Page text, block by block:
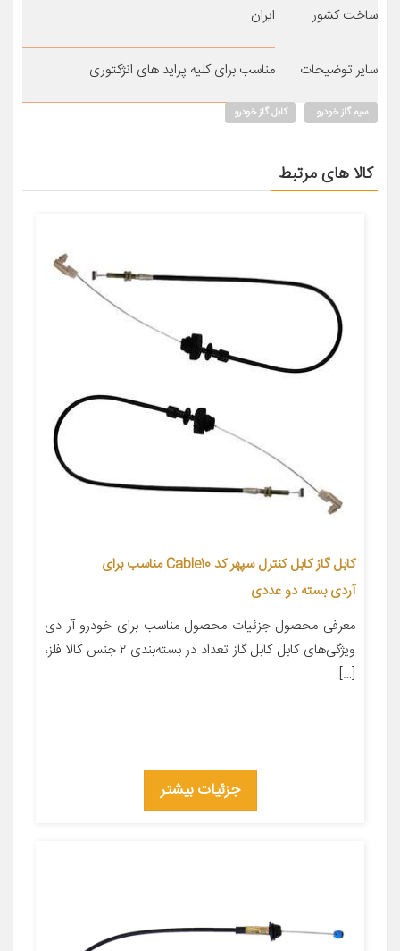
ساخت کشور ایران
سایر توضیحات مناسب برای کلیه پراید های انژکتوری
سیم گاز خودرو کابل گاز خودرو
کالا های مرتبط
کابل گاز کابل کنترل سپهر کد Cable10 مناسب برای
آردی بسته دو عددی
معرفی محصول جزئیات محصول مناسب برای خودرو آر دی
ویژگی‌های کابل کابل گاز تعداد در بسته‌بندی ۲ جنس کالا فلز،
[…]
جزئیات بیشتر